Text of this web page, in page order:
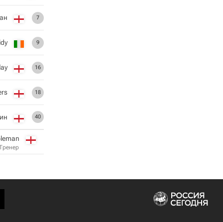
7
9
16
18
40